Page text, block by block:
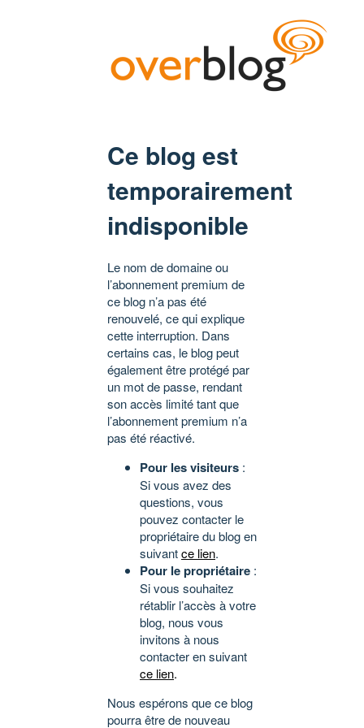
Ce blog est
temporairement
indisponible
Le nom de domaine ou
l’abonnement premium de
ce blog n’a pas été
renouvelé, ce qui explique
cette interruption. Dans
certains cas, le blog peut
également être protégé par
un mot de passe, rendant
son accès limité tant que
l’abonnement premium n’a
pas été réactivé.
Pour les visiteurs :
Si vous avez des
questions, vous
pouvez contacter le
propriétaire du blog en
suivantce lien.
Pour le propriétaire :
Si vous souhaitez
rétablir l’accès à votre
blog, nous vous
invitons à nous
contacter en suivant
ce lien.
Nous espérons que ce blog
pourra être de nouveau